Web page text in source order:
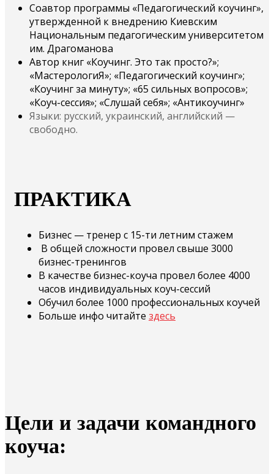
Соавтор программы «Педагогический коучинг»,
утвержденной к внедрению Киевским
Национальным педагогическим университетом
им. Драгоманова
Автор книг «Коучинг. Это так просто?»;
«МастерологиЯ»; «Педагогический коучинг»;
«Коучинг за минуту»; «65 сильных вопросов»;
«Коуч-сессия»; «Слушай себя»; «Антикоучинг»
Языки: русский, украинский, английский —
свободно.
ПРАКТИКА
Бизнес — тренер с 15-ти летним стажем
В общей сложности провел свыше 3000
бизнес-тренингов
В качестве бизнес-коуча провел более 4000
часов индивидуальных коуч-сессий
Обучил более 1000 профессиональных коучей
Больше инфо читайте здесь
Цели и задачи командного
коуча: